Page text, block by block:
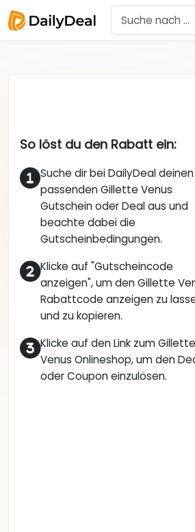
So löst du den Rabatt ein:
Suche dir bei DailyDeal deinen
passenden Gillette Venus
Gutschein oder Deal aus und
beachte dabei die
Gutscheinbedingungen.
Klicke auf "Gutscheincode
anzeigen", um den Gillette
Rabattcode anzeigen zu
und zu kopieren.
Klicke auf den Link zum Gillette
Venus Onlineshop, um den
oder Coupon einzulösen.